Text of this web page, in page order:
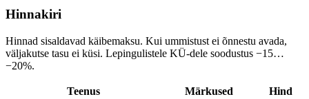
Hinnakiri
Hinnad sisaldavad käibemaksu. Kui ummistust ei õnnestu avada,
väljakutse tasu ei küsi. Lepingulistele KÜ-dele soodustus −15…
−20%.
Teenus Märkused
Hind